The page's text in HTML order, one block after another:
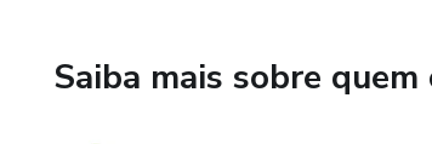
Saiba mais sobre